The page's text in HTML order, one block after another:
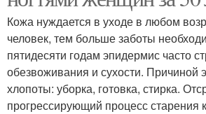
Кожа нуждается в уходе в любом
человек, тем больше заботы
пятидесяти годам эпидермис часто
обезвоживания и сухости. Причиной
хлопоты: уборка, готовка, стирка.
прогрессирующий процесс старения